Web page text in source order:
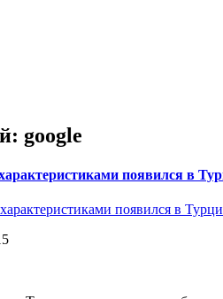
google
появился в